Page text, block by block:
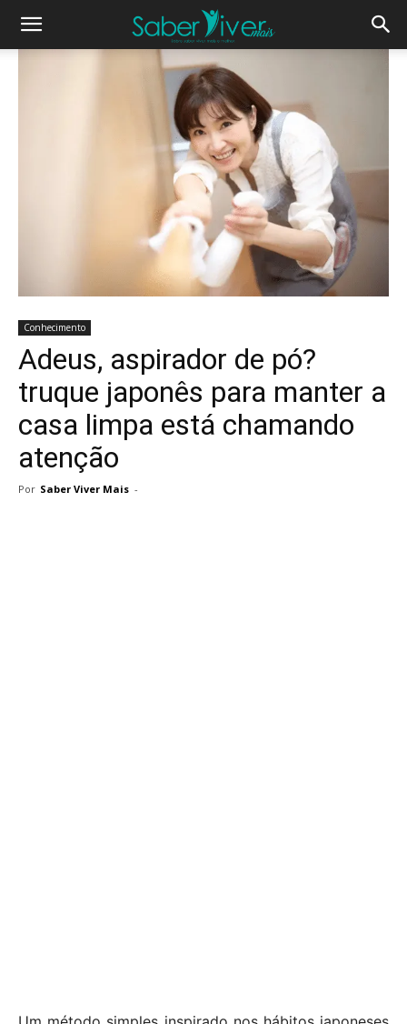
Conhecimento
Adeus, aspirador de pó?
truque japonês para manter a
casa limpa está chamando
atenção
Por Saber Viver Mais -